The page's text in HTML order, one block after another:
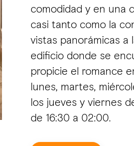
comodidad y en una
casi tanto como la
vistas panorámicas a
edificio donde se
propicie el romance
lunes, martes,
los jueves y viernes
de 16:30 a 02:00.